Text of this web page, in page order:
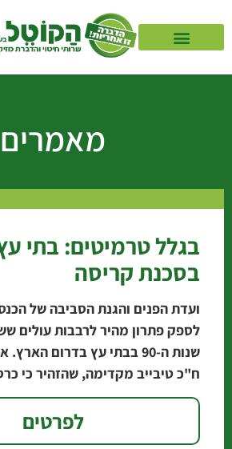
מאמרים
בגלל טרמיטים: בתי
בסכנת קריסה
ועדת הפנים והגנת הסביבה של
לספק פתרון מהיר לרבבות עולים
שנות ה-90 בבתי עץ בדרום
ח"כ טיבייב מקדימה, שהזהיר כי
לפרטים